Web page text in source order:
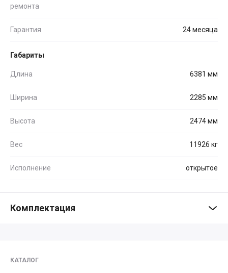
ремонта
Гарантия 24 месяца
Габариты
Длина 6381 мм
Ширина 2285 мм
Высота 2474 мм
Вес 11926 кг
Исполнение открытое
Комплектация
КАТАЛОГ